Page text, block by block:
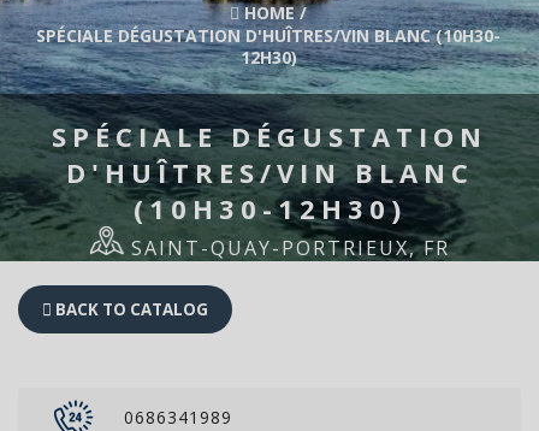
HOME/
SPÉCIALE DÉGUSTATION D'HUÎTRES/VIN BLANC (10H30-
12H30)
SPÉCIALE DÉGUSTATION
D'HUÎTRES/VIN BLANC
(10H30-12H30)
SAINT-QUAY-PORTRIEUX, FR
BACK TO CATALOG
0686341989